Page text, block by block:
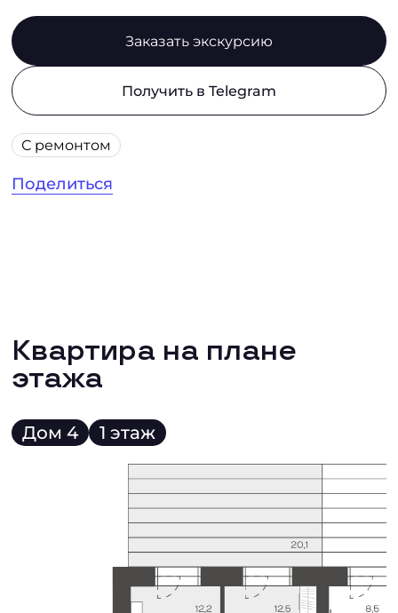
Заказать экскурсию
Получить в Telegram
С ремонтом
Поделиться
Квартира на плане
этажа
Дом 4 1 этаж